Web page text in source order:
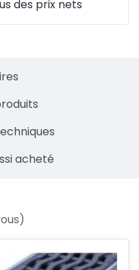
des prix nets
acheté